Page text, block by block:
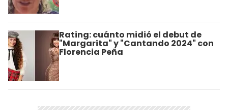
Rating: cuánto midió el debut de
"Margarita" y "Cantando 2024" con
Florencia Peña